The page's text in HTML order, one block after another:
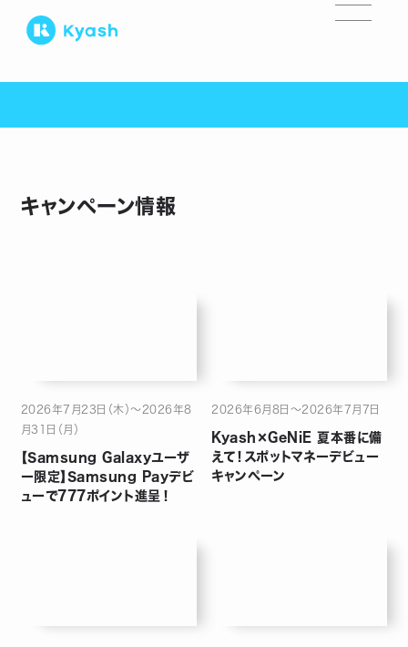
キャンペーン情報
2026年7月23日（木）～2026年8
月31日（月）
【Samsung Galaxyユーザ
ー限定】Samsung Payデビ
ューで777ポイント進呈！
2026年6月8日〜2026年7月7日
Kyash×GeNiE 夏本番に備
えて！スポットマネーデビュー
キャンペーン